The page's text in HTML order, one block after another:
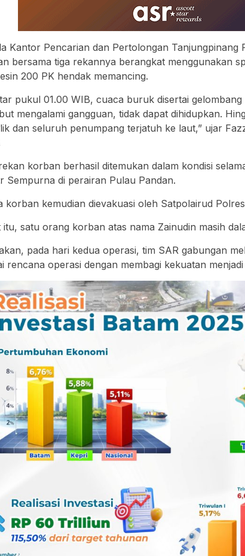
Kantor Pencarian dan Pertolongan Tanjungpinang
bersama tiga rekannya berangkat menggunakan
200 PK hendak memancing.
pukul 01.00 WIB, cuaca buruk disertai
mengalami gangguan, tidak dapat dihidupkan.
dan seluruh penumpang terjatuh ke laut,” ujar
korban berhasil ditemukan dalam kondisi
Sempurna di perairan Pulau Pandan.
korban kemudian dievakuasi oleh Satpolairud
itu, satu orang korban atas nama Zainudin masih
pada hari kedua operasi, tim SAR gabungan
rencana operasi dengan membagi kekuatan menjadi